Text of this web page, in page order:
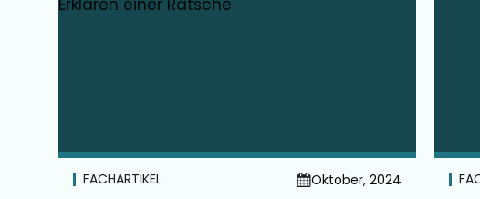
FACHARTIKEL Oktober, 2024